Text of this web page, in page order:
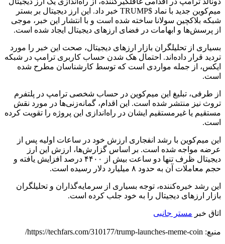
میم‌کوین جدید با نماد $TRUMP خبر داد. این ارز دیجیتال بر بستر
شبکه بلاکچین سولانا ساخته شده است و با انتشار این خبر، موجی
از پرسش‌ها و ابهامات در فضای ارزهای دیجیتال ایجاد شده است.
بسیاری از تحلیلگران بازار ارزهای دیجیتال، صحت این خبر را مورد
تردید قرار داده‌اند. احتمال هک شدن حساب کاربری ترامپ در شبکه
ایکس، از جمله مواردی است که توسط کارشناسان مطرح شده
است.
از طرفی، تبلیغ این میم‌کوین در حساب شخصی ترامپ در پلتفرم
تروث نیز منتشر شده است. این اقدام، گمانه‌زنی‌ها در مورد نقش
مستقیم یا غیرمستقیم ایشان در راه‌اندازی این پروژه را تقویت کرده
است.
این میم‌کوین با رشد انفجاری ارزش خود در ساعات اولیه پس از
عرضه مواجه شده است. بر اساس گزارش‌ها، ارزش این ارز
دیجیتال ظرف تنها دو ساعت بیش از ۴۴۰۰ درصد افزایش یافته و
حجم معاملات آن به حدود ۸ میلیارد دلار رسیده است.
این رشد خیره‌کننده، توجه بسیاری از سرمایه‌گذاران و تحلیلگران
بازار ارزهای دیجیتال را به خود جلب کرده است.
اتاق خبر مستر جانبی
منبع: https://techfars.com/310177/trump-launches-meme-coin/